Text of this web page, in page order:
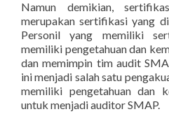
Namun demikian,
merupakan sertifikasi yang
Personil yang memiliki
memiliki pengetahuan dan
dan memimpin tim audit
ini menjadi salah satu
memiliki pengetahuan dan
untuk menjadi auditor SMAP.